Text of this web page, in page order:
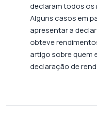
declaram todos os
Alguns casos em
apresentar a
obteve
artigo sobre quem
declaração de